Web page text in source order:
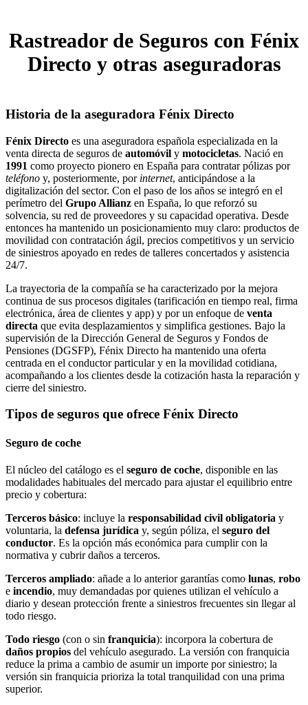
Rastreador de Seguros con Fénix
Directo y otras aseguradoras
Historia de la aseguradora Fénix Directo
Fénix Directo es una aseguradora española especializada en la
venta directa de seguros de automóvil y motocicletas. Nació en
1991 como proyecto pionero en España para contratar pólizas por
teléfono y, posteriormente, por internet, anticipándose a la
digitalización del sector. Con el paso de los años se integró en el
perímetro del Grupo Allianz en España, lo que reforzó su
solvencia, su red de proveedores y su capacidad operativa. Desde
entonces ha mantenido un posicionamiento muy claro: productos de
movilidad con contratación ágil, precios competitivos y un servicio
de siniestros apoyado en redes de talleres concertados y asistencia
24/7.
La trayectoria de la compañía se ha caracterizado por la mejora
continua de sus procesos digitales (tarificación en tiempo real, firma
electrónica, área de clientes y app) y por un enfoque de venta
directa que evita desplazamientos y simplifica gestiones. Bajo la
supervisión de la Dirección General de Seguros y Fondos de
Pensiones (DGSFP), Fénix Directo ha mantenido una oferta
centrada en el conductor particular y en la movilidad cotidiana,
acompañando a los clientes desde la cotización hasta la reparación y
cierre del siniestro.
Tipos de seguros que ofrece Fénix Directo
Seguro de coche
El núcleo del catálogo es el seguro de coche, disponible en las
modalidades habituales del mercado para ajustar el equilibrio entre
precio y cobertura:
Terceros básico: incluye la responsabilidad civil obligatoria y
voluntaria, la defensa jurídica y, según póliza, el seguro del
conductor. Es la opción más económica para cumplir con la
normativa y cubrir daños a terceros.
Terceros ampliado: añade a lo anterior garantías como lunas, robo
e incendio, muy demandadas por quienes utilizan el vehículo a
diario y desean protección frente a siniestros frecuentes sin llegar al
todo riesgo.
Todo riesgo (con o sin franquicia): incorpora la cobertura de
daños propios del vehículo asegurado. La versión con franquicia
reduce la prima a cambio de asumir un importe por siniestro; la
versión sin franquicia prioriza la total tranquilidad con una prima
superior.